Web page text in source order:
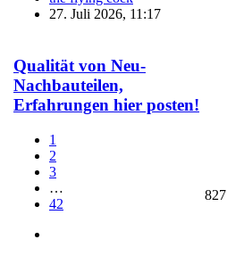
27. Juli 2026, 11:17
Qualität von Neu-
Nachbauteilen,
Erfahrungen hier posten!
1
2
3
…
42
827